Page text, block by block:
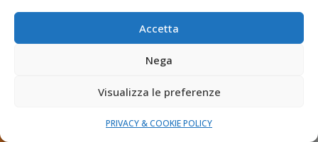
Accetta
Nega
Visualizza le preferenze
PRIVACY & COOKIE POLICY
ZONE DI INTERVENTO
Novara, Varese, Bergamo, Lecco, le loro